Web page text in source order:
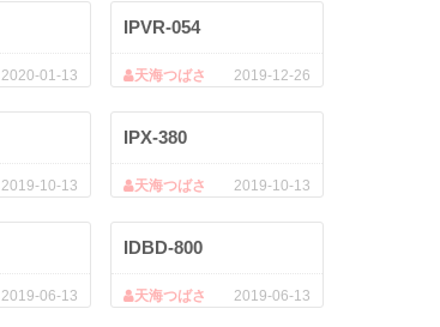
2020-01-13
IPVR-054
2019-12-26
天海つばさ
2019-10-13
IPX-380
2019-10-13
天海つばさ
2019-06-13
IDBD-800
2019-06-13
天海つばさ